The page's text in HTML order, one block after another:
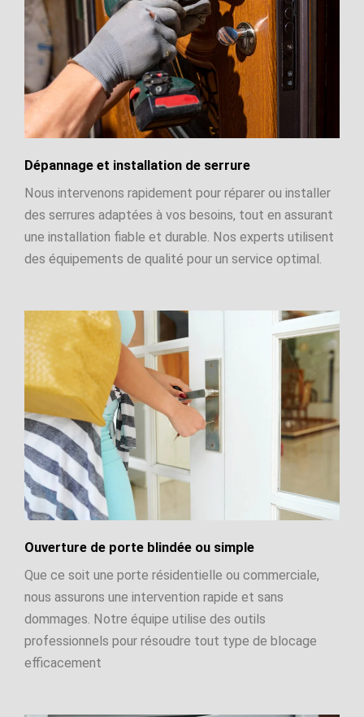
Dépannage et installation de serrure
Nous intervenons rapidement pour réparer ou installer
des serrures adaptées à vos besoins, tout en assurant
une installation fiable et durable. Nos experts utilisent
des équipements de qualité pour un service optimal.
Ouverture de porte blindée ou simple
Que ce soit une porte résidentielle ou commerciale,
nous assurons une intervention rapide et sans
dommages. Notre équipe utilise des outils
professionnels pour résoudre tout type de blocage
efficacement